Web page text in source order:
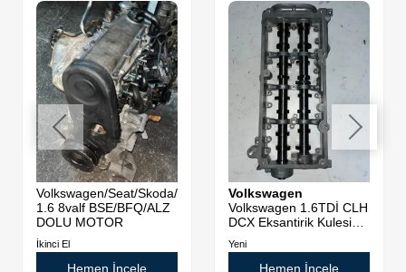
Volkswagen/Seat/Skoda/Audi
1.6 8valf BSE/BFQ/ALZ
DOLU MOTOR
İkinci El
Hemen İncele
Volkswagen
Volkswagen 1.6TDİ CLH
DCX Eksantirik Kulesi
Yeni
Hemen İncele